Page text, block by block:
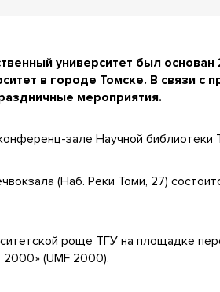
университет был
в городе Томске. В связи с
мероприятия.
зале Научной
(Наб. Реки Томи, 27)
роще ТГУ на площадке
(UMF 2000).